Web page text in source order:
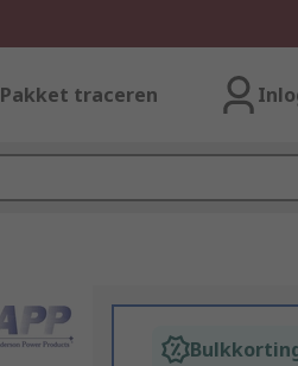
Pakket traceren